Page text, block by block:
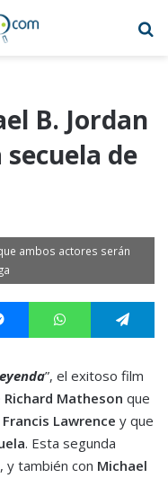
B. Jordan
de
ambos actores serán
MessengerWhatsApp
”, el exitoso film
Richard Matheson que
Francis Lawrence y que
. Esta segunda
y también con Michael